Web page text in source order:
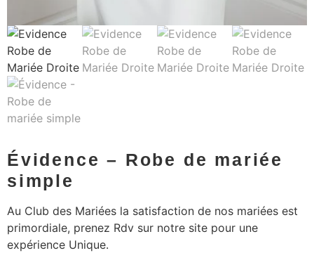
Évidence – Robe de mariée
simple
Au Club des Mariées la satisfaction de nos mariées est
primordiale, prenez Rdv sur notre site pour une
expérience Unique.